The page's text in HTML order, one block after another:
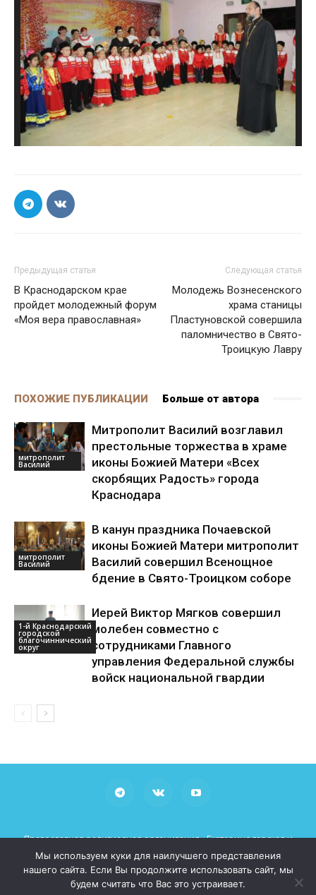
Предыдущая статья
В Краснодарском крае
пройдет молодежный форум
«Моя вера православная»
Следующая статья
Молодежь Вознесенского
храма станицы
Пластуновской совершила
паломничество в Свято-
Троицкую Лавру
ПОХОЖИЕ ПУБЛИКАЦИИ Больше от автора
митрополит
Василий
Митрополит Василий возглавил
престольные торжества в храме
иконы Божией Матери «Всех
скорбящих Радость» города
Краснодара
митрополит
Василий
В канун праздника Почаевской
иконы Божией Матери митрополит
Василий совершил Всенощное
бдение в Свято-Троицком соборе
1-й Краснодарский
городской
благочиннический
округ
Иерей Виктор Мягков совершил
молебен совместно с
сотрудниками Главного
управления Федеральной службы
войск национальной гвардии
Православная религиозная организация «Екатеринодарская и
Кубанская Епархия Русской Православной Церкви (Московский
Патриархат)»
При использовании материалов просьба указывать рабочие
Мы используем куки для наилучшего представления
нашего сайта. Если Вы продолжите использовать сайт, мы
будем считать что Вас это устраивает.